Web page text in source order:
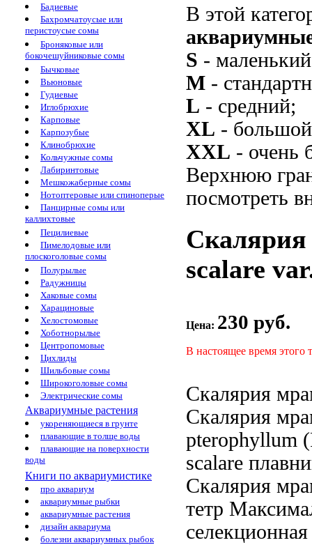
Бадиевые
Бахромчатоусые или
перистоусые сомы
Броняковые или
бокочешуйниковые сомы
Бычковые
Вьюновые
Гудиевые
Иглобрюхие
Карповые
Карпозубые
Клинобрюхие
Кольчужные сомы
Лабиринтовые
Мешкожаберные сомы
Нотоптеровые или спиноперые
Панцирные сомы или
каллихтовые
Пецилиевые
Пимелодовые или
плоскоголовые сомы
Полурылые
Радужницы
Хаковые сомы
Харациновые
Хелостомовые
Хоботнорылые
Центропомовые
Цихлиды
Шильбовые сомы
Широкоголовые сомы
Электрические сомы
Аквариумные растения
укореняющиеся в грунте
плавающие в толще воды
плавающие на поверхности
воды
Книги по аквариумистике
про аквариум
аквариумные рыбки
аквариумные растения
дизайн аквариума
болезни аквариумных рыбок
В этой
S -
M -
L - средний;
XL -
XXL - очень
Верхнюю
посмотреть
scalare
Цена: 230 руб.
В настоящее время этого
Скалярия
Скалярия
pterophyllum
scalare
Скалярия
тетр